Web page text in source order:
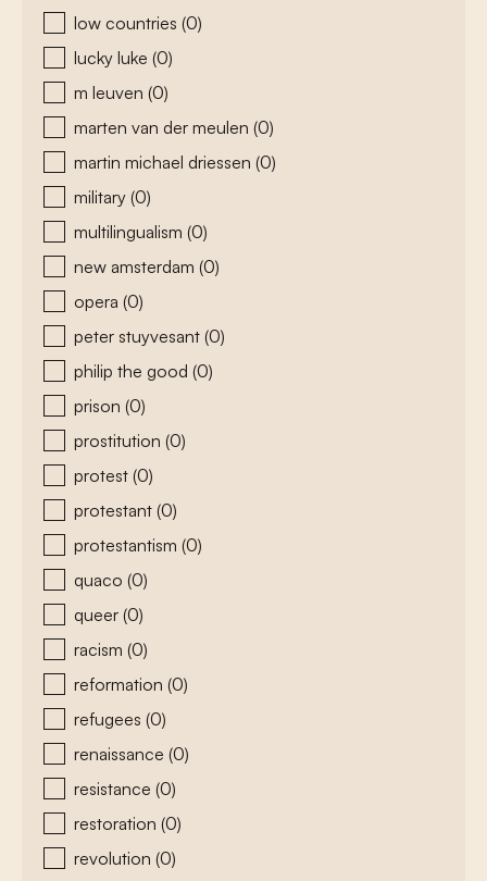
low countries (0)
lucky luke (0)
m leuven (0)
marten van der meulen (0)
martin michael driessen (0)
military (0)
multilingualism (0)
new amsterdam (0)
opera (0)
peter stuyvesant (0)
philip the good (0)
prison (0)
prostitution (0)
protest (0)
protestant (0)
protestantism (0)
quaco (0)
queer (0)
racism (0)
reformation (0)
refugees (0)
renaissance (0)
resistance (0)
restoration (0)
revolution (0)